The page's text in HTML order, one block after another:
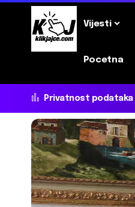
Vijesti
Pocetna
Privatnost podataka